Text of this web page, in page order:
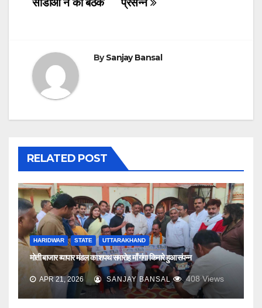
b
o
k
A
p
dI
प्रसन्न
सीडीओ ने की बैठक
BySanjay Bansal
RELATED POST
HARIDWAR STATE UTTARAKHAND
मोती बाजार व्यापार मंडल का शपथ समारोह माँ गंगा किनारे हुआ संपन्न
APR 21, 2026 SANJAY BANSAL 408Views